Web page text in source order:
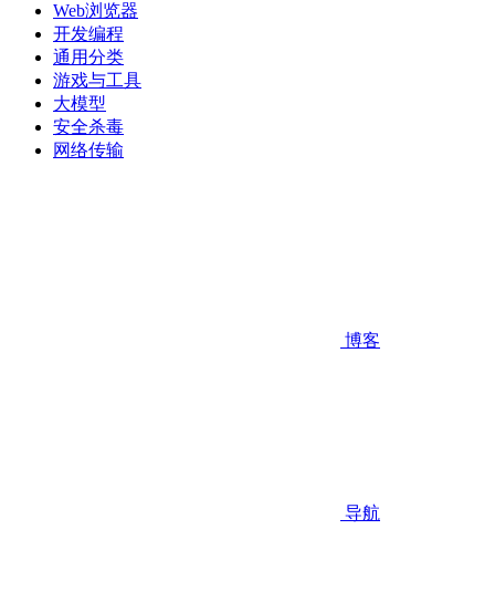
Web浏览器
开发编程
通用分类
游戏与工具
大模型
安全杀毒
网络传输
博客
导航